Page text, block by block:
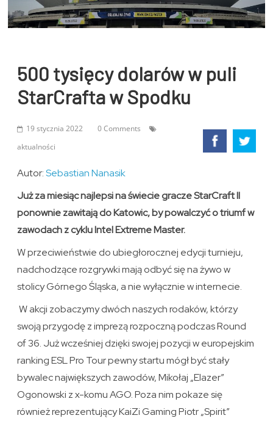
500 tysięcy dolarów w puli
StarCrafta w Spodku
19 stycznia 2022
0 Comments
aktualności
Autor:Sebastian Nanasik
Już za miesiąc najlepsi na świecie gracze StarCraft II
ponownie zawitają do Katowic, by powalczyć o triumf w
zawodach z cyklu Intel Extreme Master.
W przeciwieństwie do ubiegłorocznej edycji turnieju,
nadchodzące rozgrywki mają odbyć się na żywo w
stolicy Górnego Śląska, a nie wyłącznie w internecie.
W akcji zobaczymy dwóch naszych rodaków, którzy
swoją przygodę z imprezą rozpoczną podczas Round
of 36. Już wcześniej dzięki swojej pozycji w europejskim
ranking ESL Pro Tour pewny startu mógł być stały
bywalec największych zawodów, Mikołaj „Elazer”
Ogonowski z x-komu AGO. Poza nim pokaze się
również reprezentujący KaiZi Gaming Piotr „Spirit”